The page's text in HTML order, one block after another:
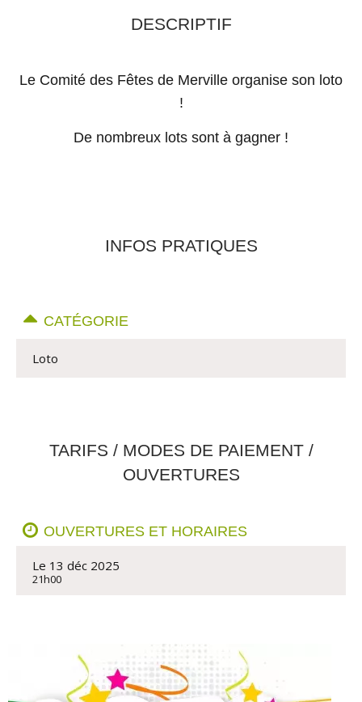
DESCRIPTIF
Le Comité des Fêtes de Merville organise son loto
!
De nombreux lots sont à gagner !
INFOS PRATIQUES
CATÉGORIE
Loto
TARIFS / MODES DE PAIEMENT /
OUVERTURES
OUVERTURES ET HORAIRES
Le 13 déc 2025
21h00